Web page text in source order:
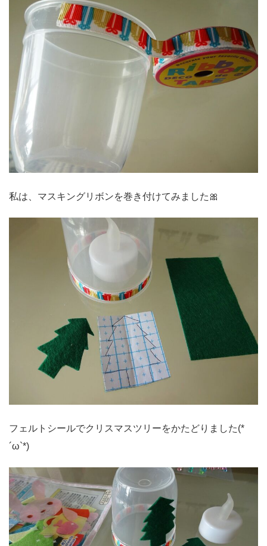
私は、マスキングリボンを巻き付けてみました🎀
フェルトシールでクリスマスツリーをかたどりました(*
´ω`*)